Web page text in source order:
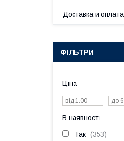
Доставка и оплата
ФІЛЬТРИ
Ціна
В наявності
Так 353